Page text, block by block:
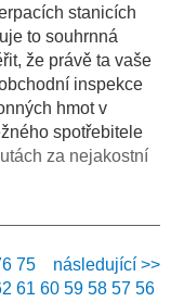
stanicích
to souhrnná
že právě ta vaše
inspekce
hmot v
spotřebitele
za nejakostní
následující >>
75
61 60 59 58 57 56